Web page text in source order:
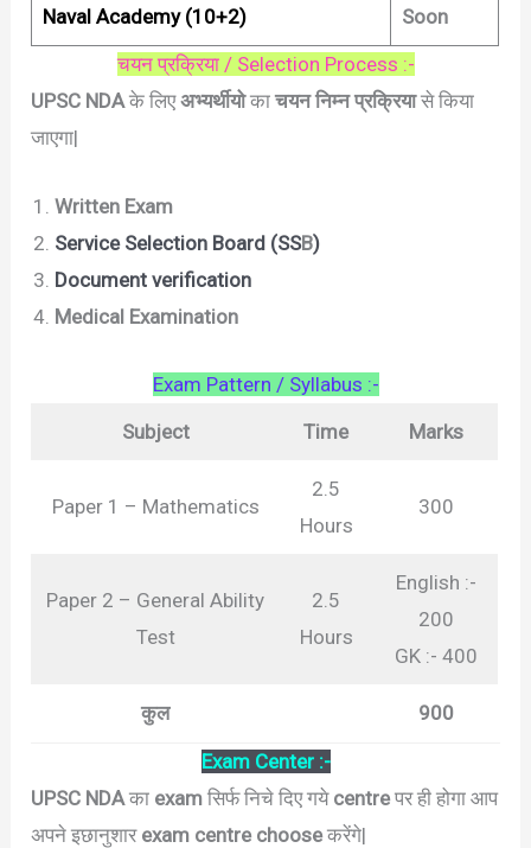
Naval Academy (10+2)
Soon
चयन प्रक्रिया / Selection Process :-
UPSC NDA के लिएअभ्यर्थीयोकाचयन निम्न प्रक्रियासे किया
जाएगा|
Written Exam
Service Selection Board (SSB)
Document verification
Medical Examination
Exam Pattern / Syllabus :-
Subject
Time Marks
Paper 1 – Mathematics
2.5
Hours
300
Paper 2 – General Ability
Test
2.5
Hours
English :-
200
GK :- 400
कुल 900
Exam Center :-
UPSC NDA का examसिर्फ निचे दिए गये centreपर ही होगा आप
अपने इछानुशार exam centre chooseकरेंगे|